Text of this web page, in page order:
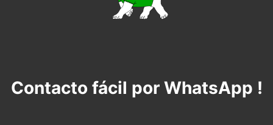
Contacto fácil por WhatsApp !